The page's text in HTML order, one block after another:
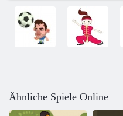
Ähnliche Spiele Online